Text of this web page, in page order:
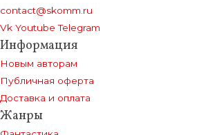
contact@skomm.ru
Vk Youtube Telegram
Информация
Новым авторам
Публичная оферта
Доставка и оплата
Жанры